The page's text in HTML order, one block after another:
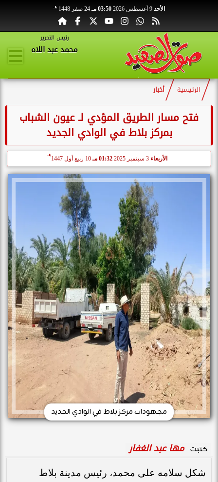
الأحد 03:50 مـ 24 صفر 1448 هـ
رئيس التحرير
محمد عبد اللاه
الرئيسية أخبار
فتح مسار الطريق المؤدي لـ عيون الشباب
بمركز بلاط في الوادي الجديد
الأربعاء 3 سبتمبر 2025 01:32 مـ 10 ربيع أول 1447
هـ
مجهودات مركز بلاط في الوادي الجديد
كتبت مها عبد الغفار
شكل سلامه على محمد، رئيس مدينة بلاط